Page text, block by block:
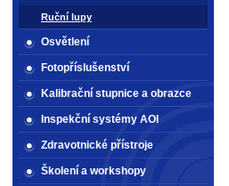
Ruční lupy
Osvětlení
Fotopříslušenství
Kalibrační stupnice a obrazce
Inspekční systémy AOI
Zdravotnické přístroje
Školení a workshopy